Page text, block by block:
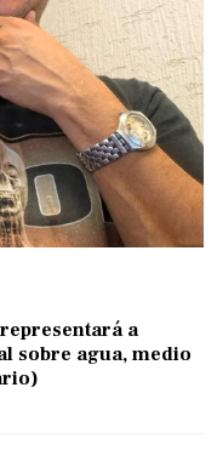
a
sobre agua, medio